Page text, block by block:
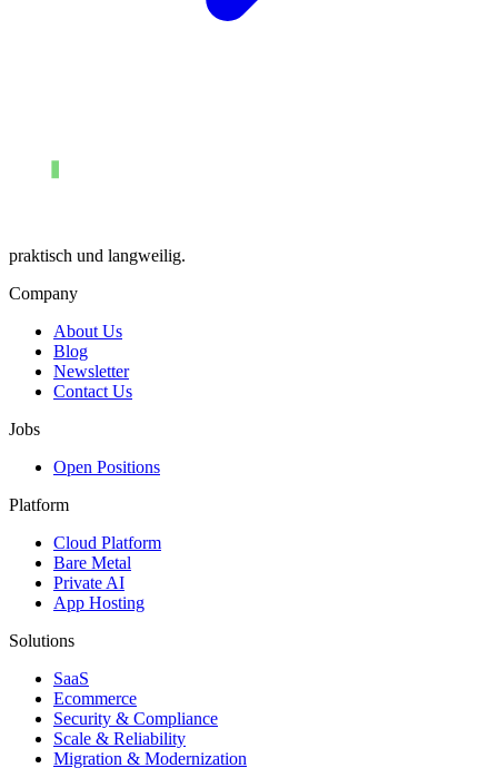
praktisch und langweilig.
Company
About Us
Blog
Newsletter
Contact Us
Jobs
Open Positions
Platform
Cloud Platform
Bare Metal
Private AI
App Hosting
Solutions
SaaS
Ecommerce
Security & Compliance
Scale & Reliability
Migration & Modernization